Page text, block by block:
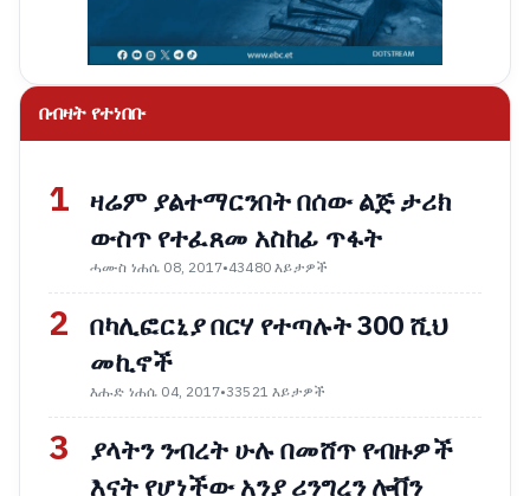
በብዛት የተነበቡ
1 ዛሬም ያልተማርንበት በሰው ልጅ ታሪክ
ውስጥ የተፈጸመ አስከፊ ጥፋት
ሓሙስ ነሐሴ 08, 2017•43480 እይታዎች
2 በካሊፎርኒያ በርሃ የተጣሉት 300 ሺህ
መኪኖች
እሑድ ነሐሴ 04, 2017•33521 እይታዎች
3
ያላትን ንብረት ሁሉ በመሸጥ የብዙዎች
እናት የሆነችው አንያ ሪንግረን ሎቨን